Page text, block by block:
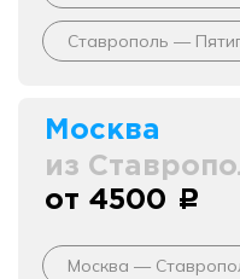
Ставрополь —
Москва
из
от 4500 c
Москва —